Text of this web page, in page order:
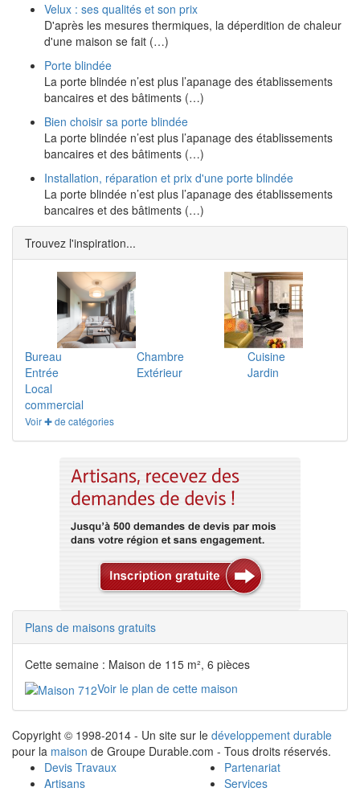
Velux : ses qualités et son prix
D'après les mesures thermiques, la déperdition de chaleur
d'une maison se fait (…)
Porte blindée
La porte blindée n’est plus l’apanage des établissements
bancaires et des bâtiments (…)
Bien choisir sa porte blindée
La porte blindée n’est plus l’apanage des établissements
bancaires et des bâtiments (…)
Installation, réparation et prix d'une porte blindée
La porte blindée n’est plus l’apanage des établissements
bancaires et des bâtiments (…)
Trouvez l'inspiration...
Bureau Chambre
Cuisine
Entrée
Extérieur
Jardin
Local
commercial
Voir ✚ de catégories
Plans de maisons gratuits
Cette semaine : Maison de 115 m², 6 pièces
Voir le plan de cette maison
Copyright © 1998-2014 - Un site sur le développement durable
pour la maison de Groupe Durable.com - Tous droits réservés.
Devis Travaux
Artisans
Partenariat
Services